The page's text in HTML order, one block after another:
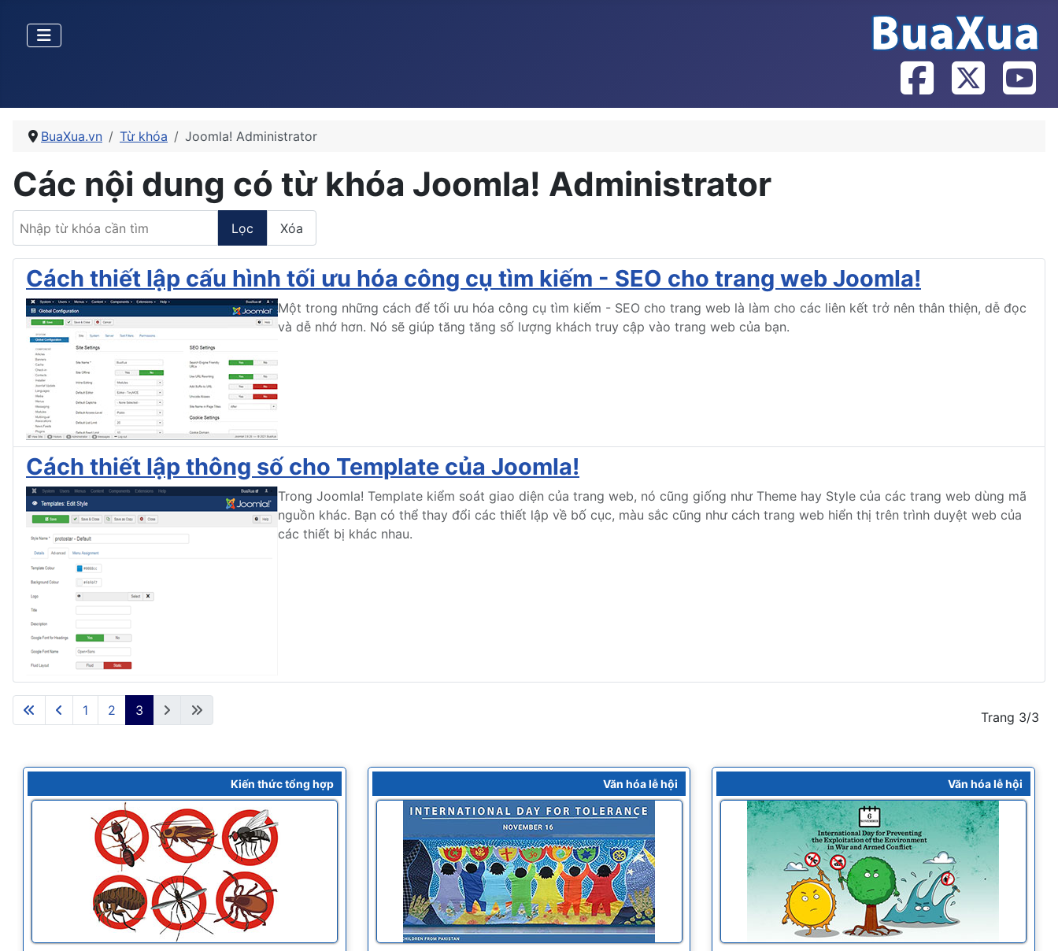
BuaXua.vn Từ khóa Joomla! Administrator
Các nội dung có từ khóa Joomla! Administrator
Nhập từ khóa cần tìm
Lọc Xóa
Cách thiết lập cấu hình tối ưu hóa công cụ tìm kiếm - SEO cho trang web Joomla!
Một trong những cách để tối ưu hóa công cụ tìm kiếm - SEO cho trang web là làm cho các liên kết trở nên thân thiện, dễ đọc
và dễ nhớ hơn. Nó sẽ giúp tăng tăng số lượng khách truy cập vào trang web của bạn.
Cách thiết lập thông số cho Template của Joomla!
Trong Joomla! Template kiểm soát giao diện của trang web, nó cũng giống như Theme hay Style của các trang web dùng mã
nguồn khác. Bạn có thể thay đổi các thiết lập về bố cục, màu sắc cũng như cách trang web hiển thị trên trình duyệt web của
các thiết bị khác nhau.
Trang 3/3
1 2 3
Kiến thức tổng hợp Văn hóa lễ hội Văn hóa lễ hội